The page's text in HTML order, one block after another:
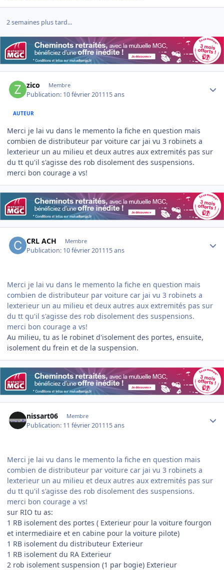
2 semaines plus tard...
zico Membre
Publication: 10 février 201115 ans
AUTEUR
Merci je lai vu dans le memento la fiche en question mais
combien de distributeur par voiture car jai vu 3 robinets a
lexterieur un au milieu et deux autres aux extremités pas sur
du tt qu'il s'agisse des rob disolement des suspensions.
merci bon courage a vs!
CRL ACH Membre
Publication: 10 février 201115 ans
Merci je lai vu dans le memento la fiche en question mais
combien de distributeur par voiture car jai vu 3 robinets a
lexterieur un au milieu et deux autres aux extremités pas sur
du tt qu'il s'agisse des rob disolement des suspensions.
merci bon courage a vs!
Au milieu, tu as le robinet d'isolement des portes, ensuite,
isolement du frein et de la suspension.
nissart06 Membre
Publication: 11 février 201115 ans
Merci je lai vu dans le memento la fiche en question mais
combien de distributeur par voiture car jai vu 3 robinets a
lexterieur un au milieu et deux autres aux extremités pas sur
du tt qu'il s'agisse des rob disolement des suspensions.
merci bon courage a vs!
sur RIO tu as:
1 RB isolement des portes ( Exterieur pour la voiture fourgon
et intermediaire et en cabine pour la voiture pilote)
1 RB isolement du distributeur Exterieur
1 RB isolement du RA Exterieur
2 rob isolement suspension (1 par bogie) Exterieur